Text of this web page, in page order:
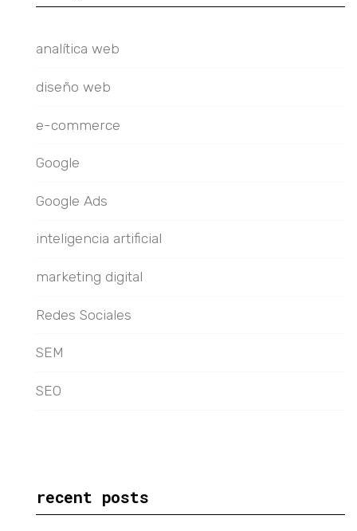
analítica web
diseño web
e-commerce
Google
Google Ads
inteligencia artificial
marketing digital
Redes Sociales
SEM
SEO
recent posts